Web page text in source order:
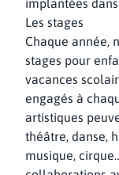
implantées
Les stages
Chaque année,
stages pour
vacances
engagés à
artistiques
théâtre, danse,
musique,